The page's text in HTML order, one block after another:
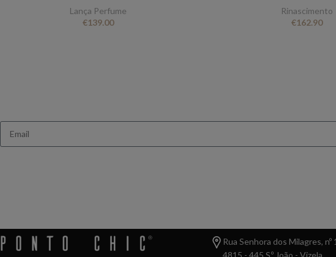
Lança Perfume
€139.00
Rinascimento
€162.90
Rua Senhora dos Milagres, nº
4815 - 445 S.º João - Vizela